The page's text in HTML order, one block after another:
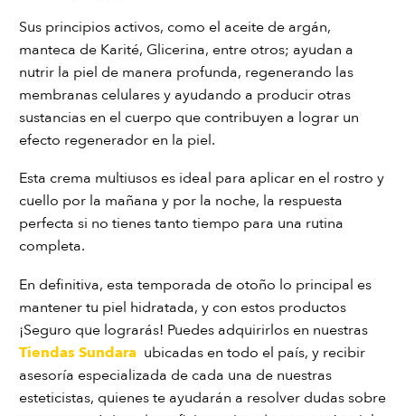
Sus principios activos, como el aceite de argán,
manteca de Karité, Glicerina, entre otros; ayudan a
nutrir la piel de manera profunda, regenerando las
membranas celulares y ayudando a producir otras
sustancias en el cuerpo que contribuyen a lograr un
efecto regenerador en la piel.
Esta crema multiusos es ideal para aplicar en el rostro y
cuello por la mañana y por la noche, la respuesta
perfecta si no tienes tanto tiempo para una rutina
completa.
En definitiva, esta temporada de otoño lo principal es
mantener tu piel hidratada, y con estos productos
¡Seguro que lograrás! Puedes adquirirlos en nuestras
Tiendas Sundara ubicadas en todo el país, y recibir
asesoría especializada de cada una de nuestras
esteticistas, quienes te ayudarán a resolver dudas sobre